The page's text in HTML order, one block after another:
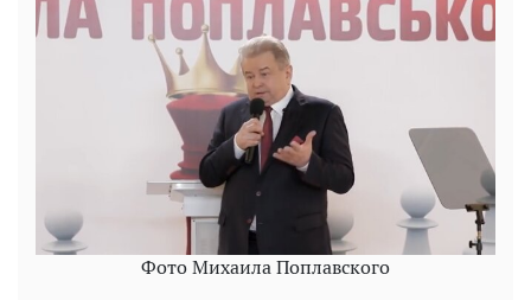
Фото Михаила Поплавского